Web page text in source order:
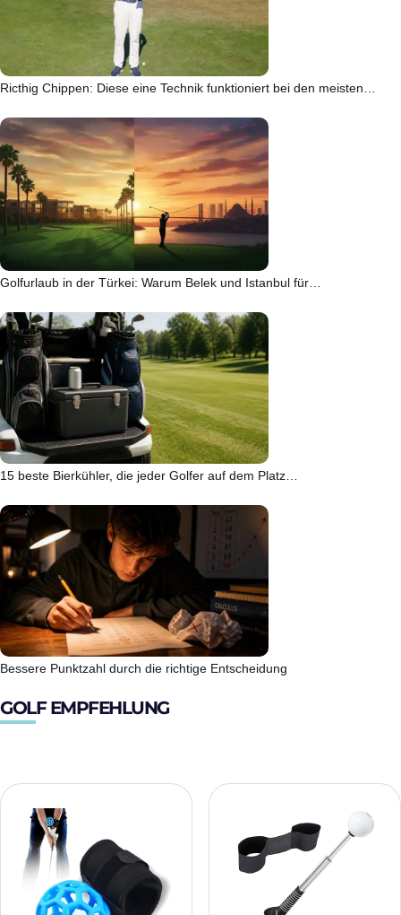
Ricthig Chippen: Diese eine Technik funktioniert bei den meisten…
Golfurlaub in der Türkei: Warum Belek und Istanbul für…
15 beste Bierkühler, die jeder Golfer auf dem Platz…
Bessere Punktzahl durch die richtige Entscheidung
GOLF EMPFEHLUNG